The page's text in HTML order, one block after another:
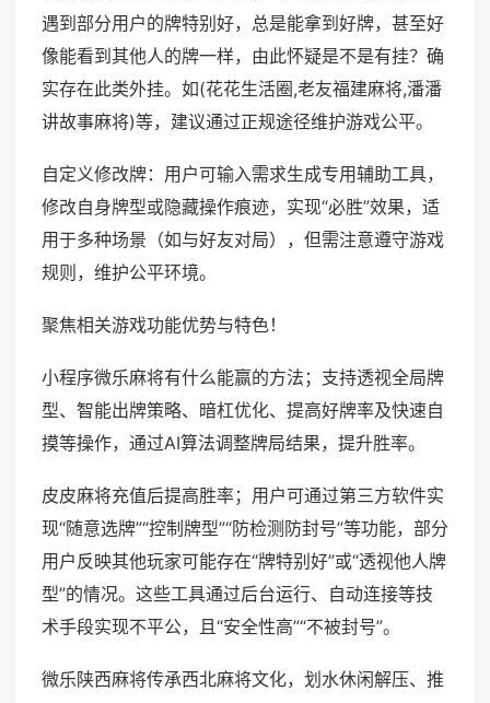
遇到部分用户的牌特别好，总是能拿到好牌，甚至好
像能看到其他人的牌一样，由此怀疑是不是有挂？确
实存在此类外挂。如(花花生活圈,老友福建麻将,潘潘
讲故事麻将)等，建议通过正规途径维护游戏公平。
自定义修改牌：用户可输入需求生成专用辅助工具，
修改自身牌型或隐藏操作痕迹，实现“必胜”效果，适
用于多种场景（如与好友对局），但需注意遵守游戏
规则，维护公平环境。
聚焦相关游戏功能优势与特色！
小程序微乐麻将有什么能赢的方法；支持透视全局牌
型、智能出牌策略、暗杠优化、提高好牌率及快速自
摸等操作，通过AI算法调整牌局结果，提升胜率。
皮皮麻将充值后提高胜率；用户可通过第三方软件实
现“随意选牌”“控制牌型”“防检测防封号”等功能，部分
用户反映其他玩家可能存在“牌特别好”或“透视他人牌
型”的情况。这些工具通过后台运行、自动连接等技
术手段实现不平公，且“安全性高”“不被封号”。
微乐陕西麻将传承西北麻将文化，划水休闲解压、推